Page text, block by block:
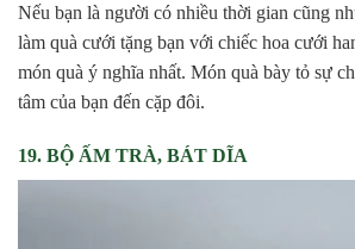
Nếu bạn là người có nhiều thời gian cũng
làm quà cưới tặng bạn với chiếc hoa cưới
món quà ý nghĩa nhất. Món quà bày tỏ sự
tâm của bạn đến cặp đôi.
19. BỘ ẤM TRÀ, BÁT DĨA